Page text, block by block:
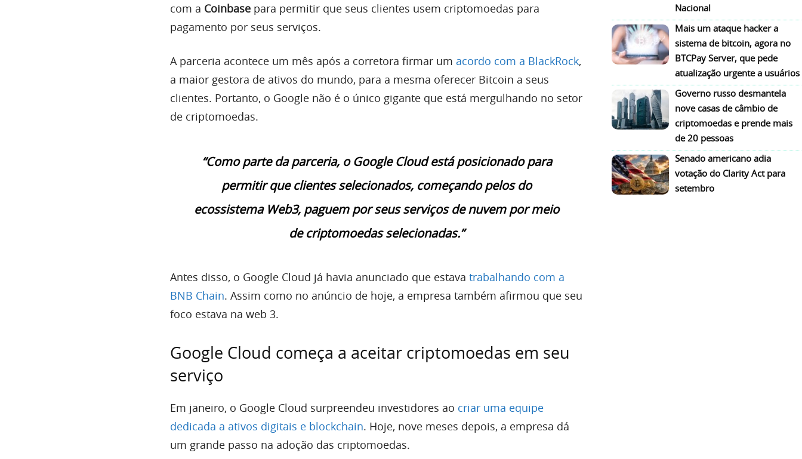
com a Coinbase para permitir que seus clientes usem criptomoedas para
pagamento por seus serviços.
A parceria acontece um mês após a corretora firmar um acordo com a BlackRock,
a maior gestora de ativos do mundo, para a mesma oferecer Bitcoin a seus
clientes. Portanto, o Google não é o único gigante que está mergulhando no setor
de criptomoedas.
“Como parte da parceria, o Google Cloud está posicionado para
permitir que clientes selecionados, começando pelos do
ecossistema Web3, paguem por seus serviços de nuvem por meio
de criptomoedas selecionadas.”
Antes disso, o Google Cloud já havia anunciado que estava trabalhando com a
BNB Chain. Assim como no anúncio de hoje, a empresa também afirmou que seu
foco estava na web 3.
Google Cloud começa a aceitar criptomoedas em seu
serviço
Em janeiro, o Google Cloud surpreendeu investidores ao criar uma equipe
dedicada a ativos digitais e blockchain. Hoje, nove meses depois, a empresa dá
um grande passo na adoção das criptomoedas.
Nacional
Mais um ataque hacker a
sistema de bitcoin, agora no
BTCPay Server, que pede
atualização urgente a usuários
Governo russo desmantela
nove casas de câmbio de
criptomoedas e prende mais
de 20 pessoas
Senado americano adia
votação do Clarity Act para
setembro